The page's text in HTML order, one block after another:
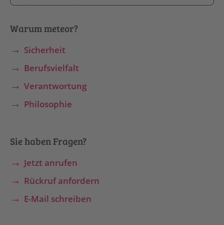
Warum meteor?
Sicherheit
Berufsvielfalt
Verantwortung
Philosophie
Sie haben Fragen?
Jetzt anrufen
Rückruf anfordern
E-Mail schreiben